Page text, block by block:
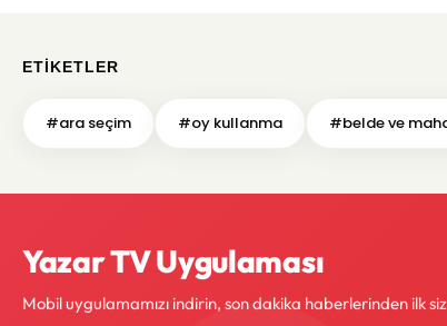
ETIKETLER
#ara seçim #oy kullanma #belde ve
Yazar TV Uygulaması
Mobil uygulamamızı indirin, son dakika haberlerinden ilk